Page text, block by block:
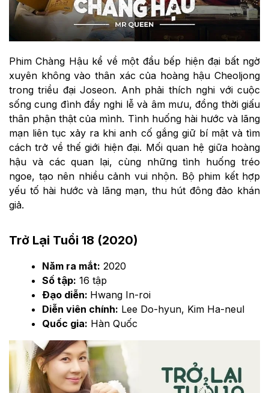
Phim Chàng Hậu kể về một đầu bếp hiện đại bất ngờ
xuyên không vào thân xác của hoàng hậu Cheoljong
trong triều đại Joseon. Anh phải thích nghi với cuộc
sống cung đình đầy nghi lễ và âm mưu, đồng thời giấu
thân phận thật của mình. Tình huống hài hước và lãng
mạn liên tục xảy ra khi anh cố gắng giữ bí mật và tìm
cách trở về thế giới hiện đại. Mối quan hệ giữa hoàng
hậu và các quan lại, cùng những tình huống tréo
ngoe, tạo nên nhiều cảnh vui nhộn. Bộ phim kết hợp
yếu tố hài hước và lãng mạn, thu hút đông đảo khán
giả.
Trở Lại Tuổi 18 (2020)
Năm ra mắt: 2020
Số tập: 16 tập
Đạo diễn: Hwang In-roi
Diễn viên chính: Lee Do-hyun, Kim Ha-neul
Quốc gia: Hàn Quốc